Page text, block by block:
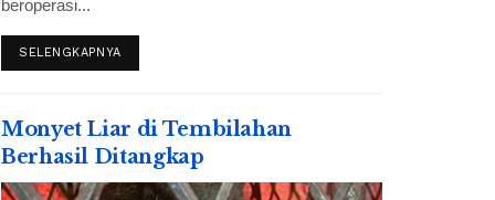
beroperasi...
SELENGKAPNYA
Monyet Liar di Tembilahan
Berhasil Ditangkap